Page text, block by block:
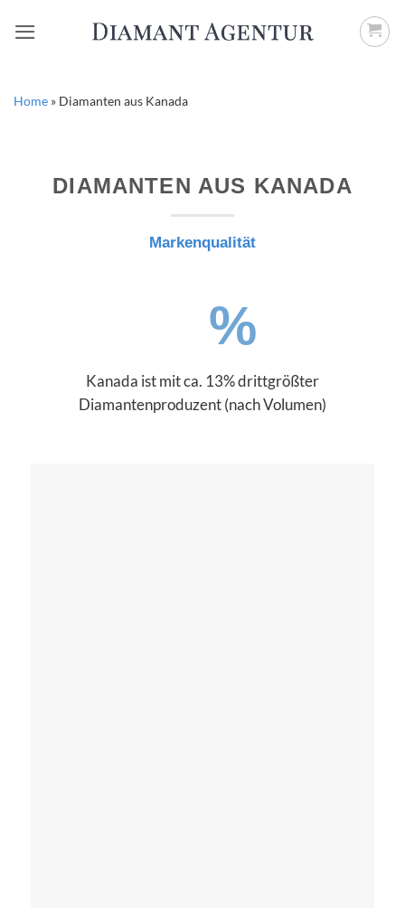
Inhalt
Home » Diamanten aus Kanada
DIAMANTEN AUS KANADA
Markenqualität
%
Kanada ist mit ca. 13% drittgrößter
Diamantenproduzent (nach Volumen)